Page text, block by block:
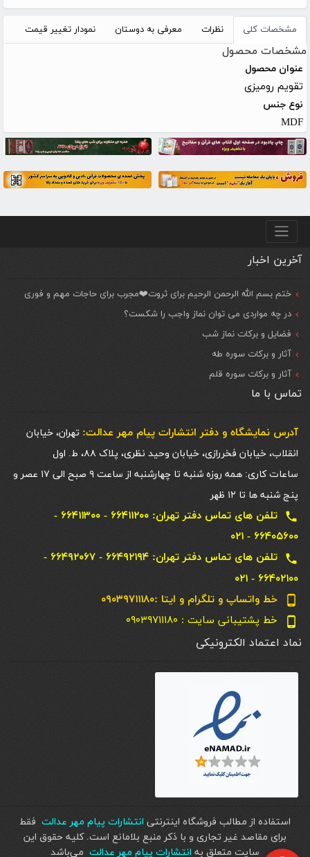
مشخصات کلی نظرات معرفی به دوستان نمودار تغییر قیمت
مشخصات محصول
عنوان محصول
تقویم رومیزی
نوع جنس
MDF
منو پایین
آخرین اخبار
ختم بسم الله الرحمن الرحیم برای ثروت❤️مجرب برای حاجات مهم و فوری
در چه مواردی می توان نماز واجب را شکست؟
فضایل و برکات نماز شب
آثار و برکات سوره طه
آثار و برکات سوره قلم
تماس با ما
آدرس نمایشگاه و دفتر انتشارات پيام مهر عدالت: تهران، خیابان
انقلاب، خیابان فخررازی، خیابان وحید نظری، پلاک ۸۸، ط. اول
ساعات کاری: همه روزه شنبه تا چهارشنبه از ساعت ۹ صبح الی ۱۷ عصر و
پنج شنبه ها تا ۱۲ ظهر
local_phone
تلفن های تماس دفتر تهران: ۶۶۴۱۱۲۰۰ - ۶۶۴۱۱۳۰۰ -
۶۶۴۰۵۶۰۰ - ۰۲۱
local_phone
تلفن های تماس دفتر تهران: ۶۶۴۹۲۱۹۴ - ۶۶۴۹۲۰۶۷ -
۶۶۴۰۲۱۰۰ - ۰۲۱
phone_android خط واتساپ و تلگرام و ایتا :۰۹۰۳۹۷۱۱۱۸۰
phone_android خط پشتیبانی سایت : ۰۹۰۳۹۷۱۱۱۸۰
نماد اعتماد الکترونیکی
استفاده از مطالب فروشگاه اینترنتی انتشارات پیام مهر عدالت فقط
برای مقاصد غیر تجاری و با ذکر منبع بلامانع است. کليه حقوق اين
سايت متعلق به انتشارات پیام مهر عدالت می‌باشد